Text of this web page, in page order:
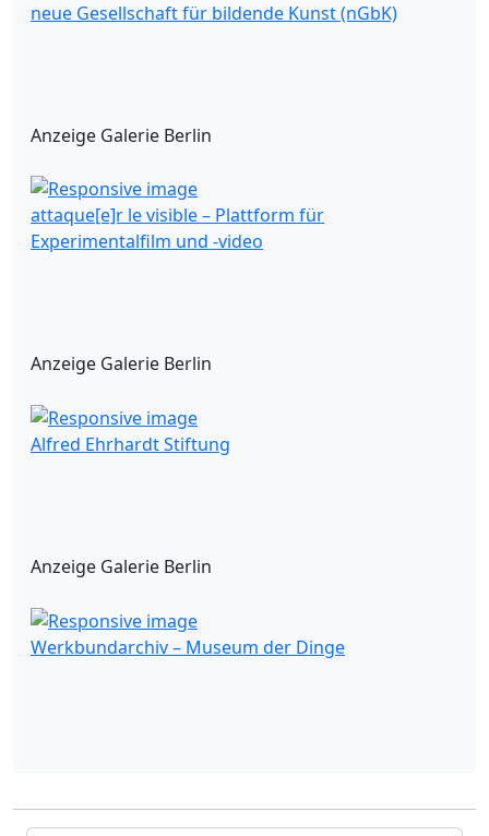
neue Gesellschaft für bildende Kunst (nGbK)
Anzeige Galerie Berlin
attaque[e]r le visible – Plattform für
Experimentalfilm und -video
Anzeige Galerie Berlin
Alfred Ehrhardt Stiftung
Anzeige Galerie Berlin
Werkbundarchiv – Museum der Dinge